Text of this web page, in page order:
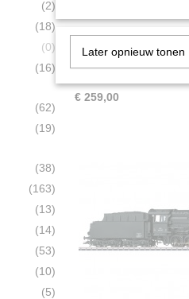
(2)
(18)
(0)
(16)
(62)
(19)
(38)
(163)
(13)
(14)
(53)
(10)
(5)
Minitrix 16898
Baureihe 89.8 MHI
Minitrix 16898
89.8 König…
€ 259,00
Later opnieuw tonen